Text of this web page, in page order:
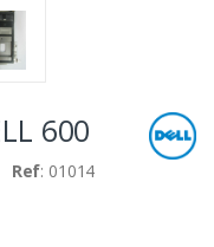
600
Ref: 01014